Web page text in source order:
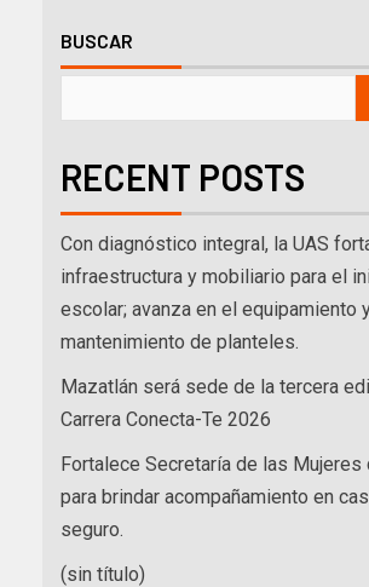
BUSCAR
RECENT POSTS
Con diagnóstico integral, la UAS
infraestructura y mobiliario para el
escolar; avanza en el equipamiento
mantenimiento de planteles.
Mazatlán será sede de la tercera
Carrera Conecta-Te 2026
Fortalece Secretaría de las Mujeres
para brindar acompañamiento en
seguro.
(sin título)